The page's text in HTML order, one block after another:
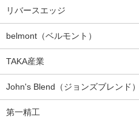
リバースエッジ
belmont（ベルモント）
TAKA産業
John's Blend（ジョンズブレンド）
第一精工